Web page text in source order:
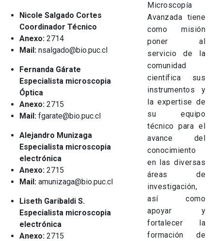
Nicole Salgado Cortes
Coordinador Técnico
Anexo: 2714
Mail: nsalgado@bio.puc.cl
Fernanda Gárate
Especialista microscopia
Óptica
Anexo: 2715
Mail: fgarate@bio.puc.cl
Alejandro Munizaga
Especialista microscopia
electrónica
Anexo: 2715
Mail: amunizaga@bio.puc.cl
Liseth Garibaldi S.
Especialista microscopia
electrónica
Anexo: 2715
Microscopía
Avanzada tiene
como misión
poner al
servicio de la
comunidad
científica sus
instrumentos y
la expertise de
su equipo
técnico para el
avance del
conocimiento
en las diversas
áreas de
investigación,
así como
apoyar y
fortalecer la
formación de